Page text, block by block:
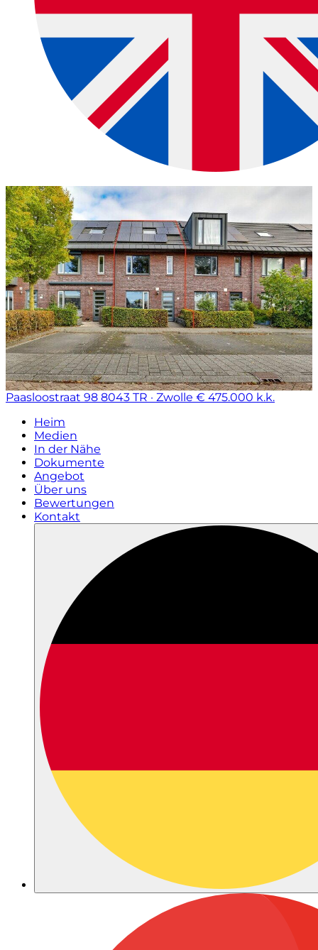
Paasloostraat 98 8043 TR · Zwolle € 475.000 k.k.
Heim
Medien
In der Nähe
Dokumente
Angebot
Über uns
Bewertungen
Kontakt